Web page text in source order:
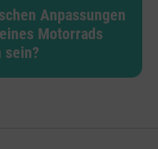
Anpassungen
Motorrads